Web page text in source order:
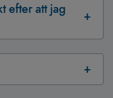
efter att jag